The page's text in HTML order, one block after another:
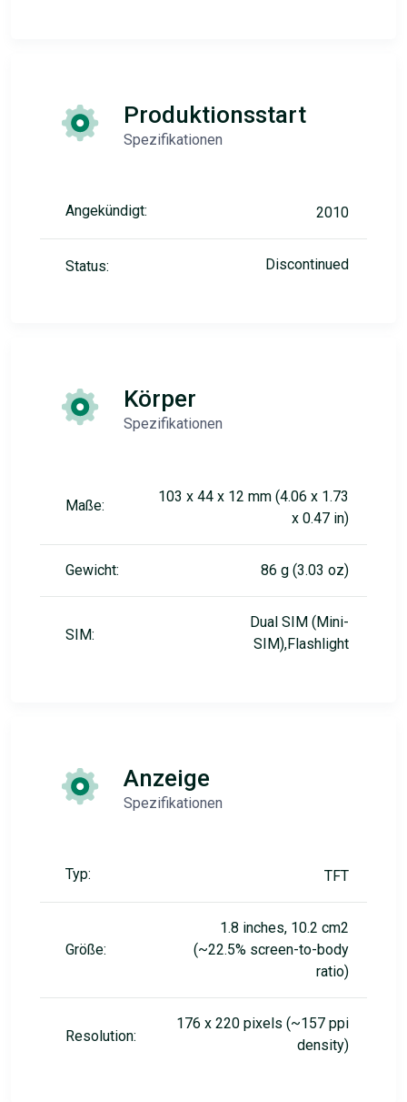
Produktionsstart
Spezifikationen
Angekündigt: 2010
Status: Discontinued
Körper
Spezifikationen
Maße:
103 x 44 x 12 mm (4.06 x 1.73
x 0.47 in)
Gewicht: 86 g (3.03 oz)
SIM:
Dual SIM (Mini-
SIM),Flashlight
Anzeige
Spezifikationen
Typ: TFT
Größe:
1.8 inches, 10.2 cm2
(~22.5% screen-to-body
ratio)
Resolution:
176 x 220 pixels (~157 ppi
density)